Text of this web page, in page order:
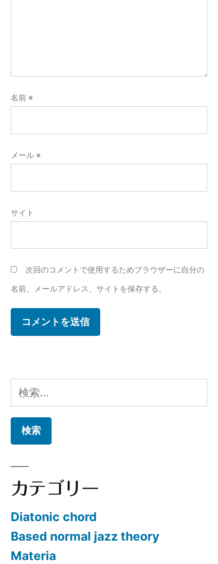
名前 ※
メール ※
サイト
次回のコメントで使用するためブラウザーに自分の
名前、メールアドレス、サイトを保存する。
検
索:
カテゴリー
Diatonic chord
Based normal jazz theory
Materia